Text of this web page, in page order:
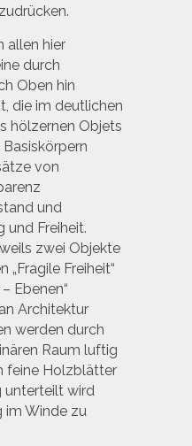
allen hier
durch
Oben hin
die im deutlichen
hölzernen Objets
von
und
und Freiheit.
zwei Objekte
Freiheit“
Ebenen“
Architektur
werden durch
Raum luftig
feine Holzblätter
unterteilt wird
im Winde zu